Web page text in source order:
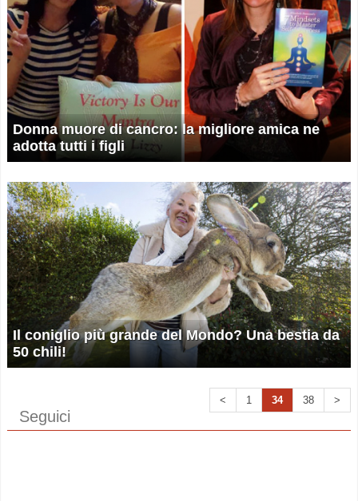
Donna muore di cancro: la migliore amica ne
adotta tutti i figli
Il coniglio più grande del Mondo? Una bestia da
50 chili!
< 1 34 38 >
Seguici